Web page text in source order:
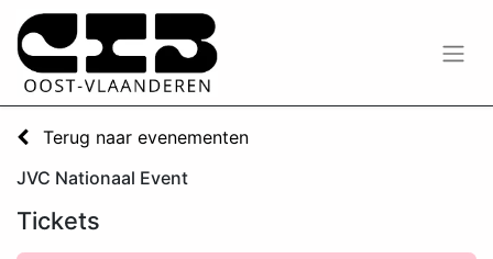
Terug naar evenementen
JVC Nationaal Event
Tickets